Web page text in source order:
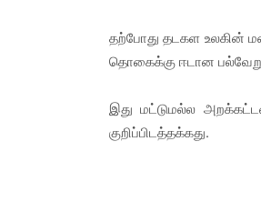
தற்போது தடகள உலகின்
தொகைக்கு ஈடான
இது மட்டுமல்ல
குறிப்பிடத்தக்கது.